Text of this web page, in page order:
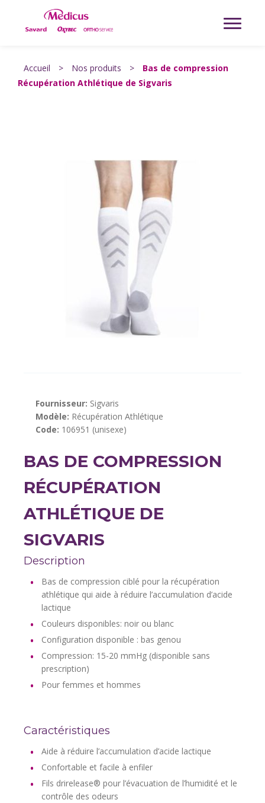
Accueil > Nos produits >
Bas de compression
Récupération Athlétique de Sigvaris
Fournisseur: Sigvaris
Modèle: Récupération Athlétique
Code: 106951 (unisexe)
BAS DE COMPRESSION
RÉCUPÉRATION
ATHLÉTIQUE DE
SIGVARIS
Description
Bas de compression ciblé pour la récupération
athlétique qui aide à réduire l’accumulation d’acide
lactique
Couleurs disponibles: noir ou blanc
Configuration disponible : bas genou
Compression: 15-20 mmHg (disponible sans
prescription)
Pour femmes et hommes
Caractéristiques
Aide à réduire l’accumulation d’acide lactique
Confortable et facile à enfiler
Fils drirelease® pour l’évacuation de l’humidité et le
contrôle des odeurs